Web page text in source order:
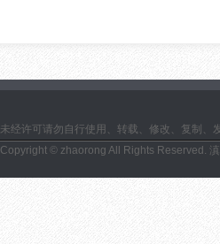
未经许可请勿自行使用、转载、修改、复制
Copyright © zhaorong All Rights Reserved.